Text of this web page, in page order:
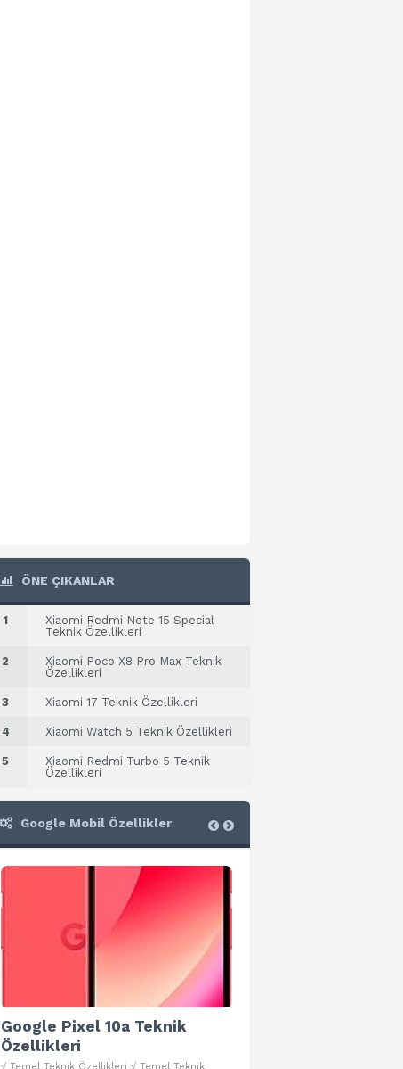
ÖNE ÇIKANLAR
1
Xiaomi Redmi Note 15 Special
Teknik Özellikleri
2
Xiaomi Poco X8 Pro Max Teknik
Özellikleri
3 Xiaomi 17 Teknik Özellikleri
4 Xiaomi Watch 5 Teknik Özellikleri
5
Xiaomi Redmi Turbo 5 Teknik
Özellikleri
Google Mobil Özellikler
Google Pixel 10a Teknik
Özellikleri